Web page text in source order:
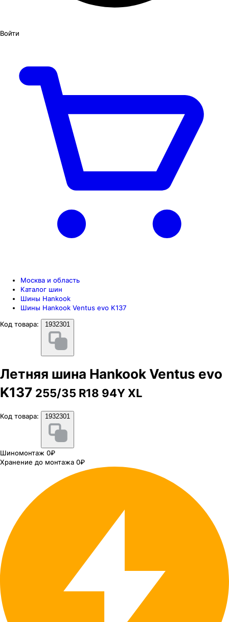
Войти
Москва и область
Каталог шин
Шины Hankook
Шины Hankook Ventus evo K137
Код товара:
1932301
Летняя шина Hankook Ventus evo
K137 255/35 R18 94Y XL
Код товара: 1932301
Шиномонтаж 0₽
Хранение до монтажа 0₽